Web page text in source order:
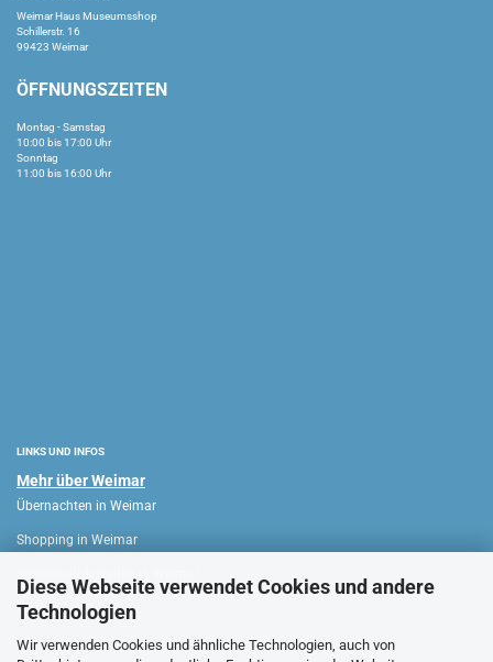
Diese Webseite verwendet Cookies und andere
Technologien
Wir verwenden Cookies und ähnliche Technologien, auch von
Weimar Haus Museumsshop
Schillerstr. 16
99423 Weimar
ÖFFNUNGSZEITEN
Montag - Samstag
10:00 bis 17:00 Uhr
Sonntag
11:00 bis 16:00 Uhr
LINKS UND INFOS
Mehr über Weimar
Übernachten in Weimar
Shopping in Weimar
WEIMAR HAUS